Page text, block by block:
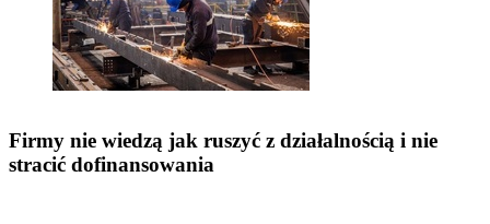
Firmy nie wiedzą jak ruszyć z działalnością i nie
stracić dofinansowania